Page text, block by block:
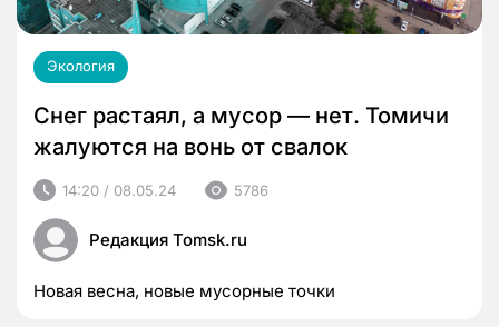
Экология
Снег растаял, а мусор — нет. Томичи
жалуются на вонь от свалок
14:20 / 08.05.24 5786
Редакция Tomsk.ru
Новая весна, новые мусорные точки